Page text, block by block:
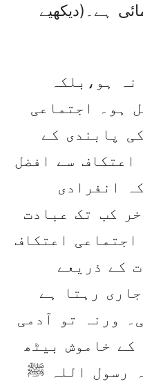
ہے۔(دیکھیے
ہو،بلکہ
ہو۔ اجتماعی
پابندی کے
اعتکاف سے افضل
انفرادی
کب تک عبادت
اعتکاف
کے ذریعے
رہتا ہے
ورنہ تو آدمی
کے خاموش بیٹھ
رسول اللہ ﷺ